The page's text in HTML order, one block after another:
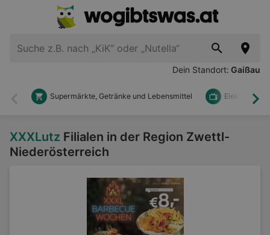
Dein Standort: Gaißau
Zurück
Supermärkte, Getränke und Lebensmittel Elektronik
XXXLutz Filialen in der Region Zwettl-
Niederösterreich